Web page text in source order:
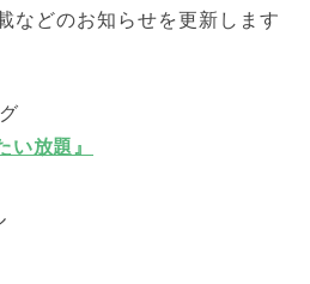
などのお知らせを更新します
い放題』